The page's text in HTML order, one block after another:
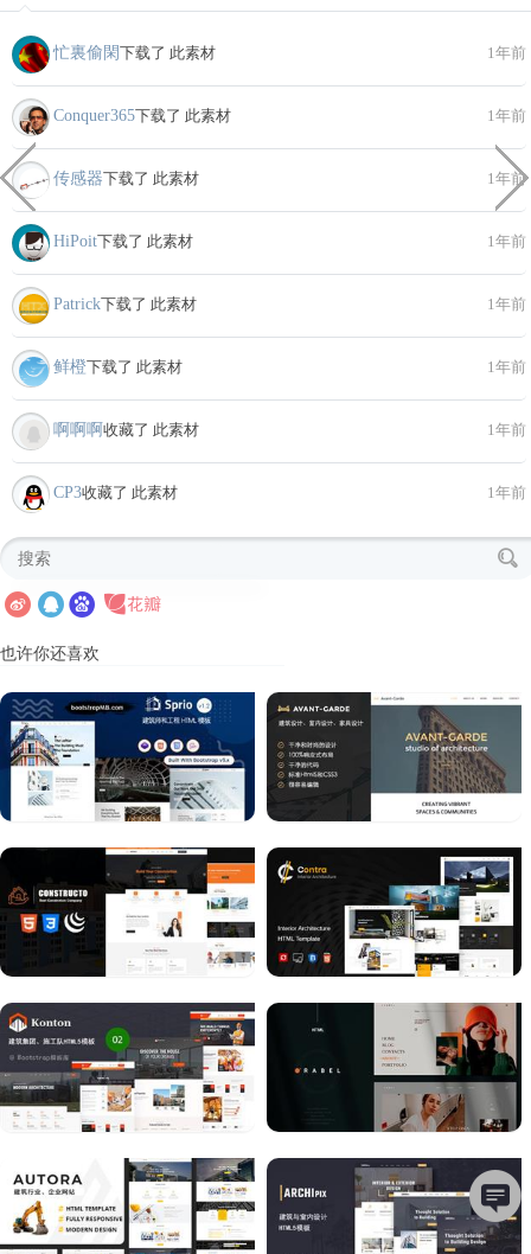
忙裏偷閑下载了 此素材 1年前
Conquer365下载了 此素材 1年前
传感器下载了 此素材 1年前
HiPoit下载了 此素材 1年前
Patrick下载了 此素材 1年前
鲜橙下载了 此素材 1年前
啊啊啊 收藏了 此素材 1年前
CP3收藏了 此素材 1年前
也许你还喜欢